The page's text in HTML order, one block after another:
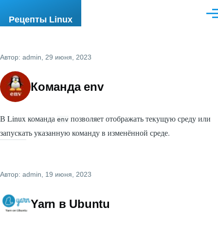
Рецепты Linux
Автор: admin , 29 июня, 2023
Команда env
В Linux команда env позволяет отображать текущую среду или
запускать указанную команду в изменённой среде.
Автор: admin , 19 июня, 2023
Yarn в Ubuntu